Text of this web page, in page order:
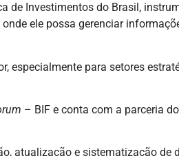
Investimentos do Brasil,
ele possa gerenciar
especialmente para setores
– BIF e conta com a parceria
atualização e sistematização de